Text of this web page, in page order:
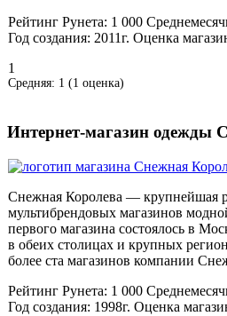
Рейтинг Рунета: 1 000
Год создания: 2011г. Оценка
1
Средняя: 1 (1 оценка)
Интернет-магазин одежды
Снежная Королева — крупнейшая
мультибрендовых магазинов
первого магазина состоялось в
в обеих столицах и крупных
более ста магазинов компании
Рейтинг Рунета: 1 000
Год создания: 1998г. Оценка